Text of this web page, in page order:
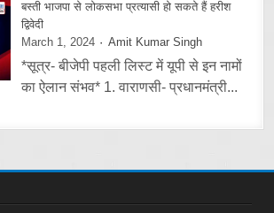
बस्ती भाजपा से लोकसभा प्रत्यासी हो सकते हैं हरीश
द्विवेदी
March 1, 2024
Amit Kumar Singh
*सूत्र- बीजेपी पहली लिस्ट में यूपी से इन नामों
का ऐलान संभव* 1. वाराणसी- प्रधानमंत्री...